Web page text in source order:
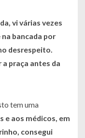
vi várias vezes
bancada por
desrespeito.
praça antes da
tem uma
e aos médicos, em
consegui